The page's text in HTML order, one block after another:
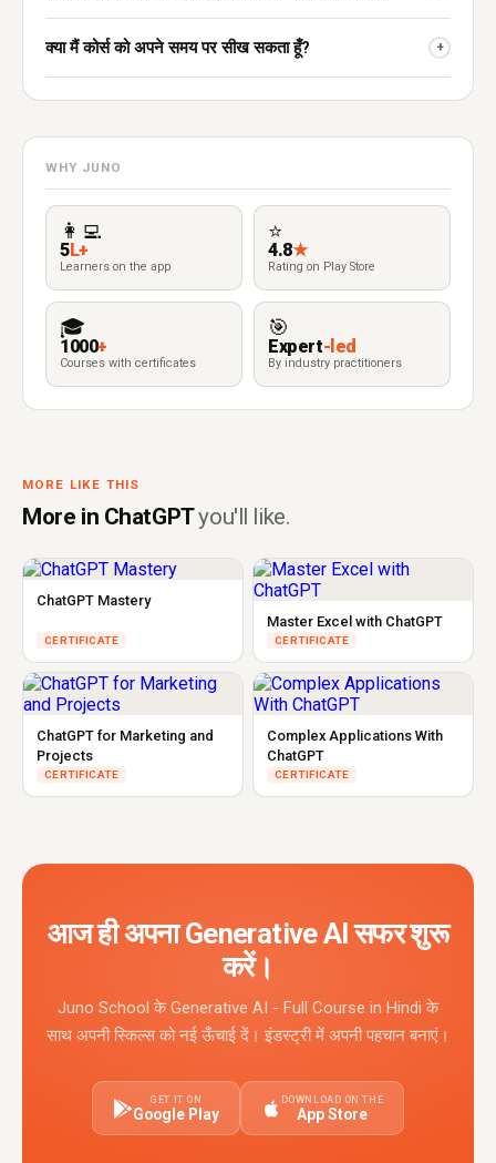
क्या मैं कोर्स को अपने समय पर सीख सकता हूँ? +
WHY JUNO
👩‍💻
5L+
Learners on the app
⭐
4.8★
Rating on Play Store
🎓
1000+
Courses with certificates
🎯
Expert-led
By industry practitioners
MORE LIKE THIS
More in ChatGPTyou'll like.
ChatGPT Mastery
CERTIFICATE
Master Excel with ChatGPT
CERTIFICATE
ChatGPT for Marketing and
Projects
CERTIFICATE
Complex Applications With
ChatGPT
CERTIFICATE
आज ही अपना Generative AI सफर शुरू
करें।
Juno School के Generative AI - Full Course in Hindi के
साथ अपनी स्किल्स को नई ऊँचाई दें। इंडस्ट्री में अपनी पहचान बनाएं।
GET IT ON
Google Play
DOWNLOAD ON THE
App Store